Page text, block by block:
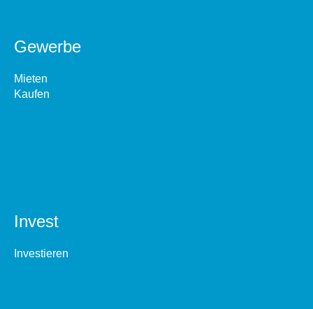
Gewerbe
Mieten
Kaufen
Invest
Investieren